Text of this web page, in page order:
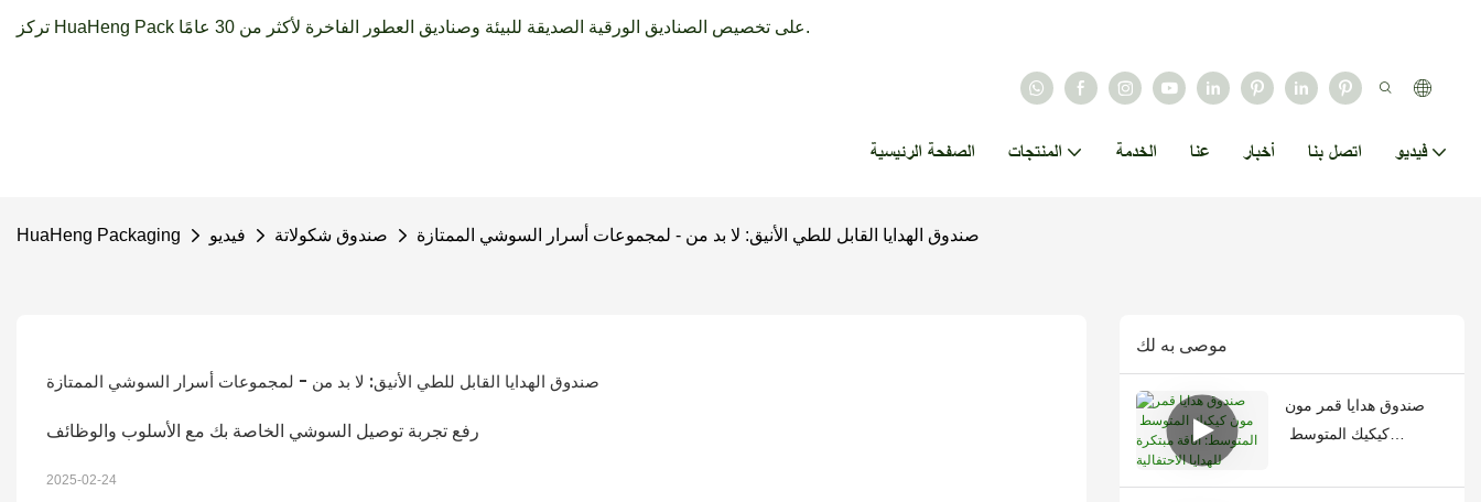
تركز HuaHeng Pack على تخصيص الصناديق الورقية الصديقة للبيئة وصناديق العطور الفاخرة لأكثر من 30 عامًا.
الصفحة الرئيسية المنتجات الخدمة عنا أخبار اتصل بنا فيديو
HuaHeng Packaging فيديو صندوق شكولاتة صندوق الهدايا القابل للطي الأنيق: لا بد من - لمجموعات أسرار السوشي الممتازة
صندوق الهدايا القابل للطي الأنيق: لا بد من - لمجموعات أسرار السوشي الممتازة
رفع تجربة توصيل السوشي الخاصة بك مع الأسلوب والوظائف
2025-02-24
موصى به لك
صندوق هدايا قمر مون
كيكيك المتوسط ​​
للهدايا الاحتفالية